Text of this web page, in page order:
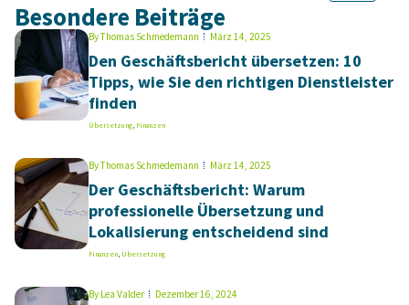
Besondere Beiträge
ByThomas Schmedemann März 14, 2025
Den Geschäftsbericht übersetzen: 10
Tipps, wie Sie den richtigen Dienstleister
finden
Übersetzung, Finanzen
ByThomas Schmedemann März 14, 2025
Der Geschäftsbericht: Warum
professionelle Übersetzung und
Lokalisierung entscheidend sind
Finanzen, Übersetzung
ByLea Valder Dezember 16, 2024